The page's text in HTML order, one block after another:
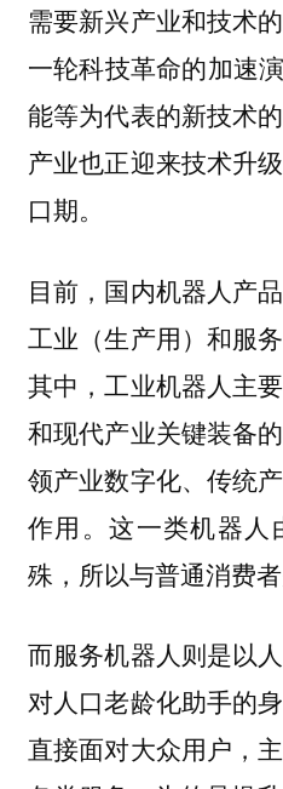
需要新兴产业和技术
一轮科技革命的加速
能等为代表的新技术
产业也正迎来技术升
口期。
目前，国内机器人产
工业（生产用）和服
其中，工业机器人主
和现代产业关键装备
领产业数字化、传统
作用。这一类机器
殊，所以与普通消费者
而服务机器人则是以
对人口老龄化助手的
直接面对大众用户，